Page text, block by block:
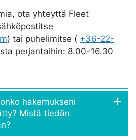
ota yhteyttä Fleet
) tai puhelimitse ( +36-22-
perjantaihin: 8.00-16.30
hakemukseni
Mistä tiedän